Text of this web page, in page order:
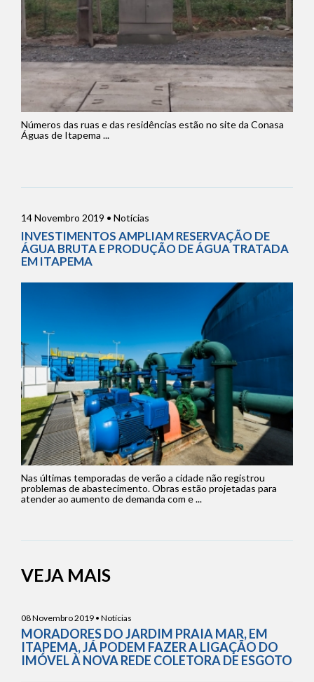
Números das ruas e das residências estão no site da Conasa
Águas de Itapema ...
14 Novembro 2019 • Notícias
INVESTIMENTOS AMPLIAM RESERVAÇÃO DE
ÁGUA BRUTA E PRODUÇÃO DE ÁGUA TRATADA
EM ITAPEMA
Nas últimas temporadas de verão a cidade não registrou
problemas de abastecimento. Obras estão projetadas para
atender ao aumento de demanda com e ...
VEJA MAIS
08 Novembro 2019 • Notícias
MORADORES DO JARDIM PRAIA MAR, EM
ITAPEMA, JÁ PODEM FAZER A LIGAÇÃO DO
IMÓVEL À NOVA REDE COLETORA DE ESGOTO